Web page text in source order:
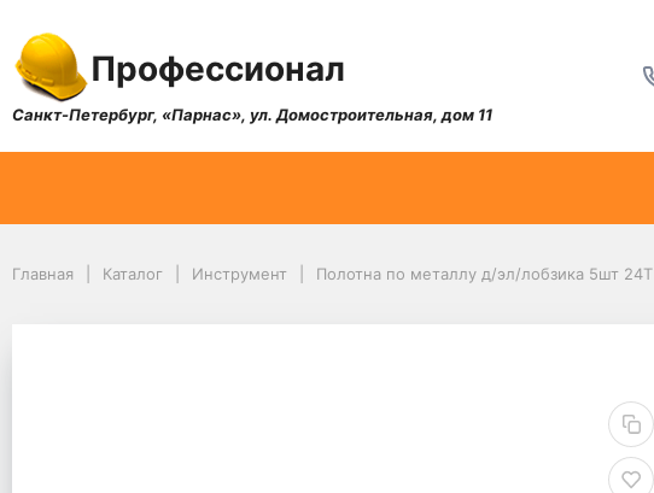
Профессионал
Санкт-Петербург, «Парнас», ул. Домостроительная, дом 11
Главная Каталог Инструмент Полотна по металлу д/эл/лобзика 5шт 24Т